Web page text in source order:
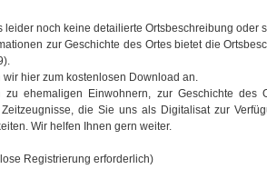
leider noch keine detailierte Ortsbeschreibung oder
zur Geschichte des Ortes bietet die
hier zum kostenlosen Download an.
zu ehemaligen Einwohnern, zur Geschichte
die Sie uns als Digitalisat zur
Wir helfen Ihnen gern weiter.
Registrierung erforderlich)